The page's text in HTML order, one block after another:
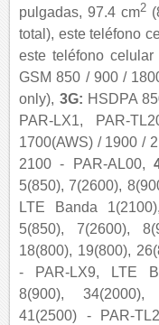
pulgadas, 97.4 cm2
total), este teléfono
este teléfono
GSM 850 / 900 /
only), 3G: HSDPA
PAR-LX1, PAR-
1700(AWS) / 1900 /
2100 - PAR-AL00,
5(850), 7(2600),
LTE Banda
5(850), 7(2600),
18(800), 19(800),
- PAR-LX9, LTE
8(900), 34(2000),
41(2500) - PAR-